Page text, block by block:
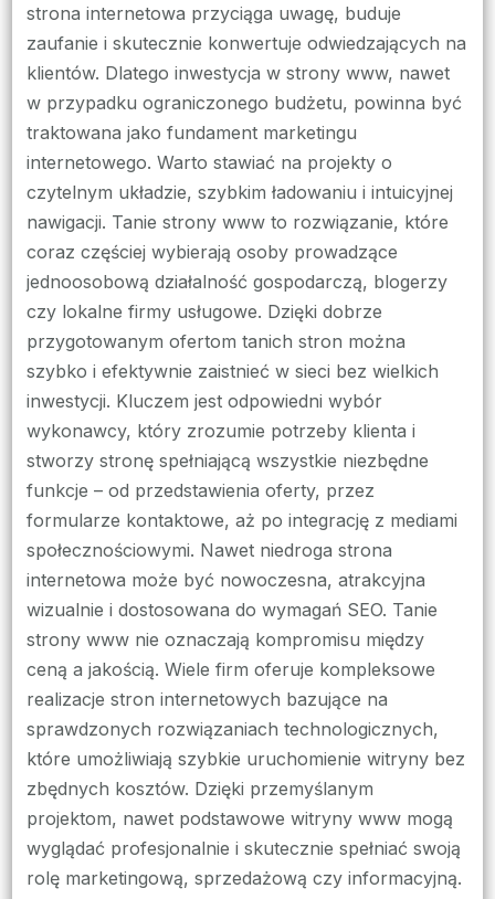
strona internetowa przyciąga uwagę, buduje
zaufanie i skutecznie konwertuje odwiedzających na
klientów. Dlatego inwestycja w strony www, nawet
w przypadku ograniczonego budżetu, powinna być
traktowana jako fundament marketingu
internetowego. Warto stawiać na projekty o
czytelnym układzie, szybkim ładowaniu i intuicyjnej
nawigacji. Tanie strony www to rozwiązanie, które
coraz częściej wybierają osoby prowadzące
jednoosobową działalność gospodarczą, blogerzy
czy lokalne firmy usługowe. Dzięki dobrze
przygotowanym ofertom tanich stron można
szybko i efektywnie zaistnieć w sieci bez wielkich
inwestycji. Kluczem jest odpowiedni wybór
wykonawcy, który zrozumie potrzeby klienta i
stworzy stronę spełniającą wszystkie niezbędne
funkcje – od przedstawienia oferty, przez
formularze kontaktowe, aż po integrację z mediami
społecznościowymi. Nawet niedroga strona
internetowa może być nowoczesna, atrakcyjna
wizualnie i dostosowana do wymagań SEO. Tanie
strony www nie oznaczają kompromisu między
ceną a jakością. Wiele firm oferuje kompleksowe
realizacje stron internetowych bazujące na
sprawdzonych rozwiązaniach technologicznych,
które umożliwiają szybkie uruchomienie witryny bez
zbędnych kosztów. Dzięki przemyślanym
projektom, nawet podstawowe witryny www mogą
wyglądać profesjonalnie i skutecznie spełniać swoją
rolę marketingową, sprzedażową czy informacyjną.